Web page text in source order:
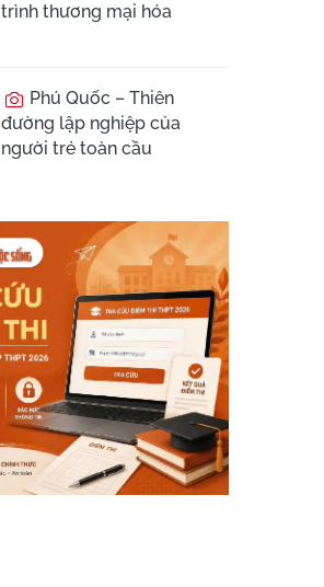
trình thương mại hóa
Phú Quốc – Thiên
đường lập nghiệp của
người trẻ toàn cầu